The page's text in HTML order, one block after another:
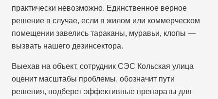
практически невозможно. Единственное верное
решение в случае, если в жилом или коммерческом
помещении завелись тараканы, муравьи, клопы —
вызвать нашего дезинсектора.
Выехав на объект, сотрудник СЭС Кольская улица
оценит масштабы проблемы, обозначит пути
решения, подберет эффективные препараты для